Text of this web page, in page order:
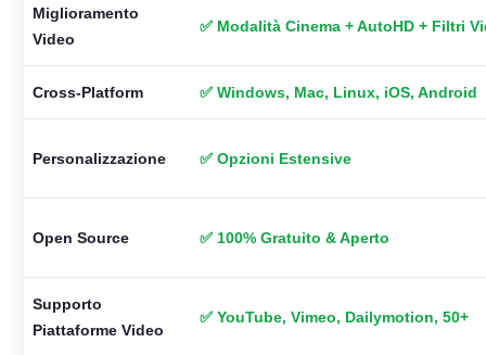
Miglioramento
Video
✅ Modalità Cinema + AutoHD + Filtri
Cross-Platform ✅ Windows, Mac, Linux, iOS, Android
Personalizzazione ✅ Opzioni Estensive
Open Source ✅ 100% Gratuito & Aperto
Supporto
Piattaforme Video
✅ YouTube, Vimeo, Dailymotion, 50+